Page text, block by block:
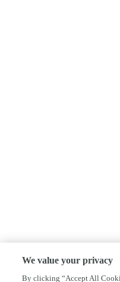
We value your privacy
By clicking “Accept All